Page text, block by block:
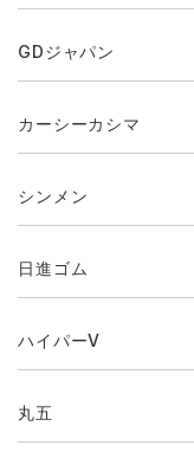
GDジャパン
カーシーカシマ
シンメン
日進ゴム
ハイパーV
丸五